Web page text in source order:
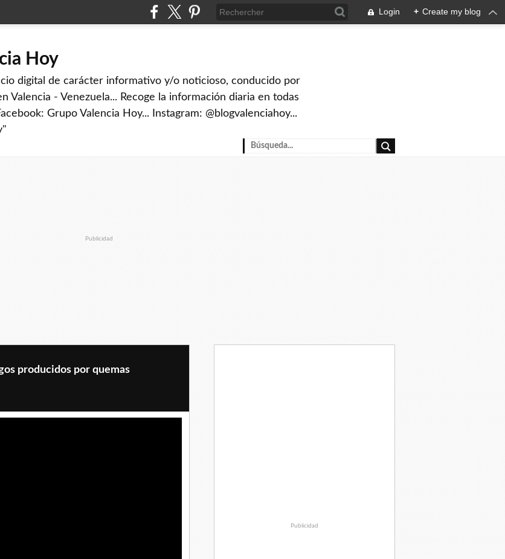
Login + Create my blog
Hoy
digital de carácter informativo y/o noticioso, conducido por
Valencia - Venezuela... Recoge la información diaria en todas
Grupo Valencia Hoy... Instagram: @blogvalenciahoy...
Publicidad
producidos por quemas
Publicidad